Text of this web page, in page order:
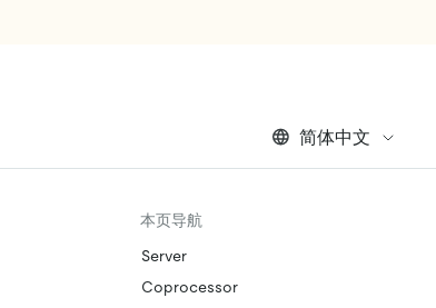
简体中文
本页导航
Server
Coprocessor